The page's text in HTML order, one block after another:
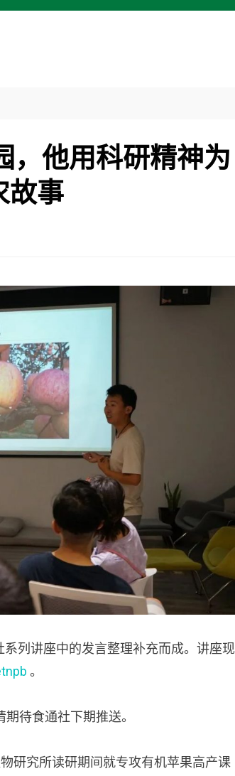
，他用科研精神为
故事
列讲座中的发言整理补充而成。讲座现
。
待食通社下期推送。
研究所读研期间就专攻有机苹果高产课